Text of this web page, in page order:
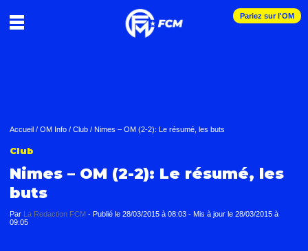
Pariez sur l'OM
Accueil / OM Info / Club / Nimes – OM (2-2): Le résumé, les buts
Club
Nimes – OM (2-2): Le résumé, les
buts
Par La Redaction FCM - Publié le 28/03/2015 à 08:03 - Mis à jour le 28/03/2015 à
09:05